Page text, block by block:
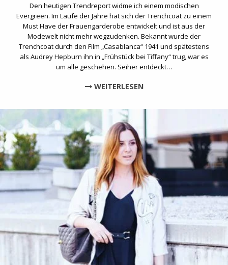
Den heutigen Trendreport widme ich einem modischen
Evergreen. Im Laufe der Jahre hat sich der Trenchcoat zu einem
Must Have der Frauengarderobe entwickelt und ist aus der
Modewelt nicht mehr wegzudenken. Bekannt wurde der
Trenchcoat durch den Film „Casablanca“ 1941 und spätestens
als Audrey Hepburn ihn in „Frühstück bei Tiffany“ trug, war es
um alle geschehen. Seiher entdeckt…
WEITERLESEN